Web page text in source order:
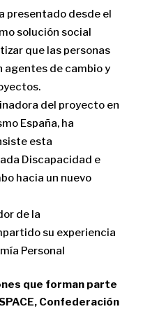
ti
r
presentado desde el
solución social
que las personas
agentes de cambio y
del proyecto en
España, ha
esta
Discapacidad e
hacia un nuevo
de la
su experiencia
Personal
que forman parte
Confederación